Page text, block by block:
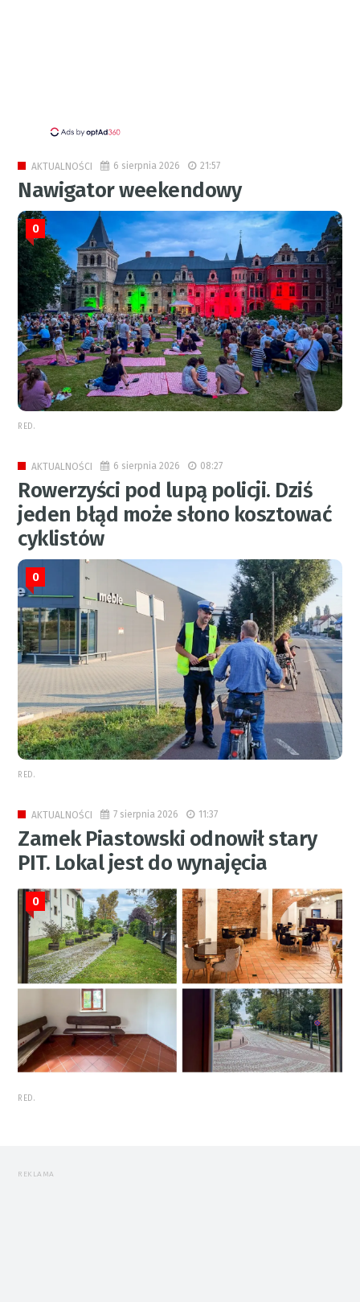
AKTUALNOŚCI 6 sierpnia 2026 21:57
Nawigator weekendowy
0
RED.
AKTUALNOŚCI 6 sierpnia 2026 08:27
Rowerzyści pod lupą policji. Dziś
jeden błąd może słono kosztować
cyklistów
0
RED.
AKTUALNOŚCI 7 sierpnia 2026 11:37
Zamek Piastowski odnowił stary
PIT. Lokal jest do wynajęcia
0
RED.
REKLAMA